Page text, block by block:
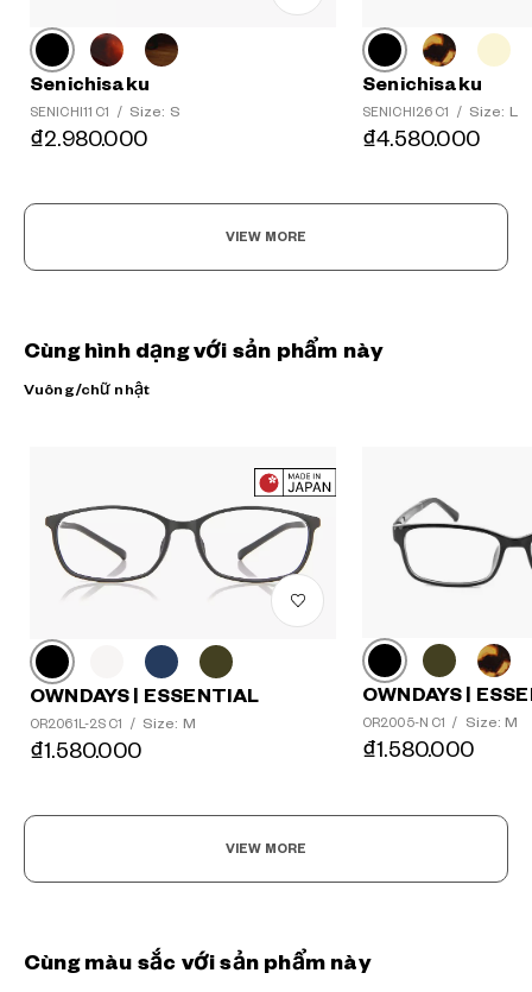
Senichisaku
SENICHI11 C1 / Size: S
₫2.980.000
Senichisaku
SENICHI26 C1 / Size: L
₫4.580.000
VIEW MORE
Cùng hình dạng với sản phẩm này
Vuông/chữ nhật
OWNDAYS | ESSENTIAL
OR2061L-2S C1 / Size: M
₫1.580.000
OWNDAYS |
OR2005-N C1 / Size: M
₫1.580.000
VIEW MORE
Cùng màu sắc với sản phẩm này